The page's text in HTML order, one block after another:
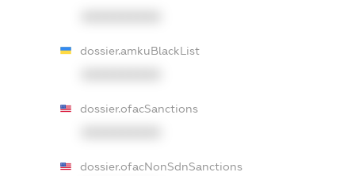
dossier.amkuBlackList
dossier.ofacSanctions
dossier.ofacNonSdnSanctions